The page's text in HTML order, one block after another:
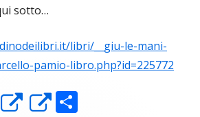
sotto…
libri/__giu-le-mani-
pamio-libro.php?id=225772
Apre
Apre